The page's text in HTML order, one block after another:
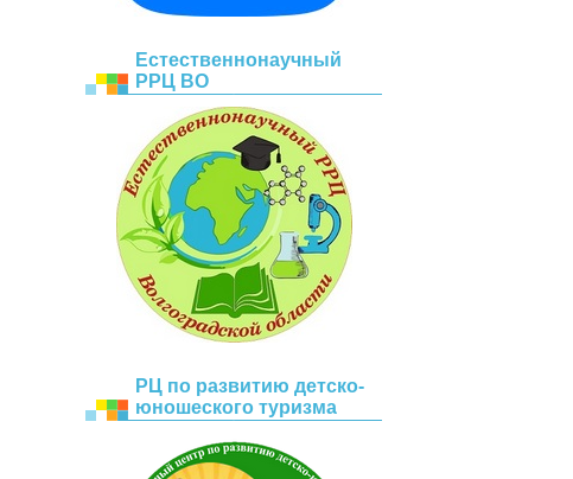
Естественнонаучный
РРЦ ВО
РЦ по развитию детско-
юношеского туризма